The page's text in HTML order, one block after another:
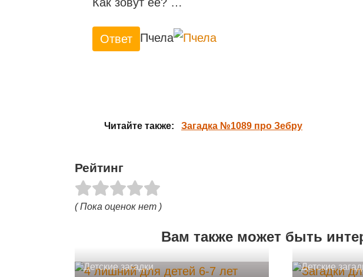
Ответ Пчела
Читайте также: Загадка №1089 про Зебру
Рейтинг
( Пока оценок нет )
Вам также может быть
Детские загадки Детские